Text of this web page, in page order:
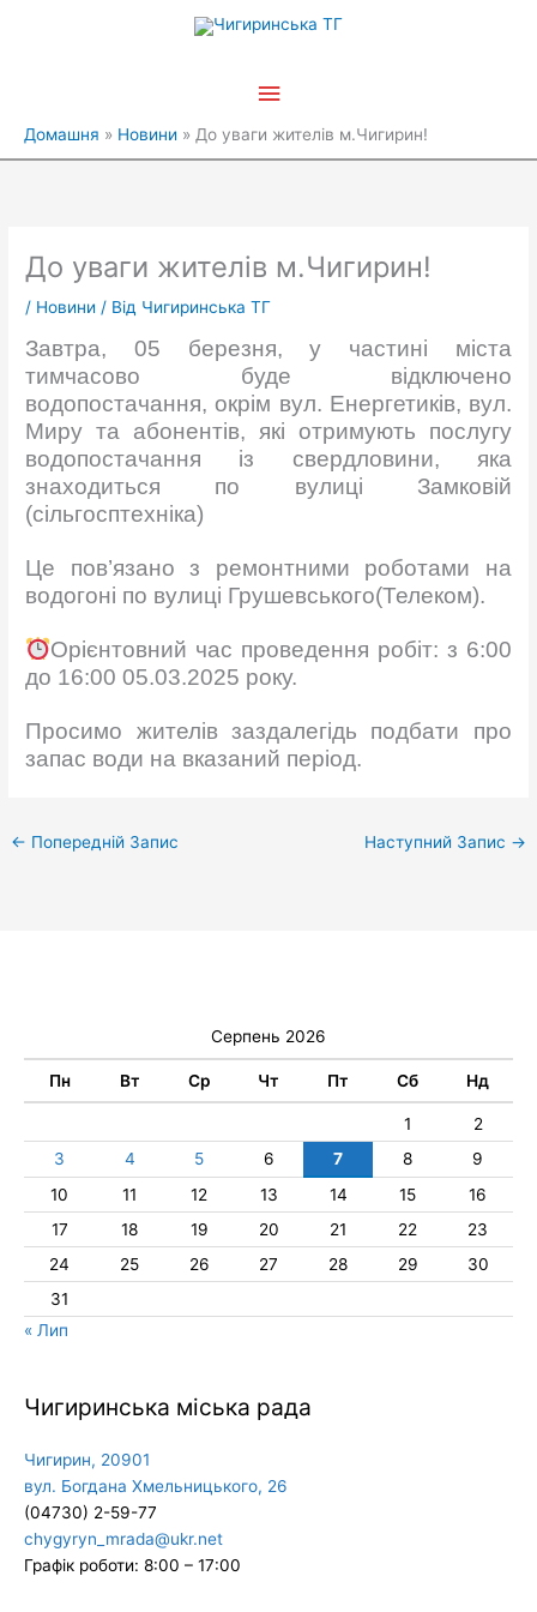
Головне
Домашня Новини До уваги жителів м.Чигирин!
До уваги жителів м.Чигирин!
/ Новини / Від Чигиринська ТГ
Завтра, 05 березня, у частині міста
тимчасово буде відключено
водопостачання, окрім вул. Енергетиків, вул.
Миру та абонентів, які отримують послугу
водопостачання із свердловини, яка
знаходиться по вулиці Замковій
(сільгосптехніка)
Це пов’язано з ремонтними роботами на
водогоні по вулиці Грушевського(Телеком).
Орієнтовний час проведення робіт: з 6:00
до 16:00 05.03.2025 року.
Просимо жителів заздалегідь подбати про
запас води на вказаний період.
← Попередній Запис Наступний Запис →
Серпень 2026
Пн Вт Ср Чт Пт Сб Нд
1
2
3
4 5 6 7 8
9
10
11 12 13 14 15
16
17
18 19 20 21 22
23
24
25 26 27 28 29
30
31
« Лип
Чигиринська міська рада
Чигирин, 20901
вул. Богдана Хмельницького, 26
(04730) 2-59-77
chygyryn_mrada@ukr.net
Графік роботи: 8:00 – 17:00